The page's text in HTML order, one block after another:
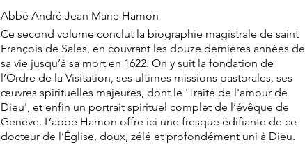
Abbé André Jean Marie Hamon
Ce second volume conclut la biographie magistrale de saint
François de Sales, en couvrant les douze dernières années de
sa vie jusqu’à sa mort en 1622. On y suit la fondation de
l’Ordre de la Visitation, ses ultimes missions pastorales, ses
œuvres spirituelles majeures, dont le 'Traité de l'amour de
Dieu', et enfin un portrait spirituel complet de l’évêque de
Genève. L’abbé Hamon offre ici une fresque édifiante de ce
docteur de l’Église, doux, zélé et profondément uni à Dieu.